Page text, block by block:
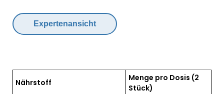
Expertenansicht
Nährstoff Menge pro Dosis (2
Stück)